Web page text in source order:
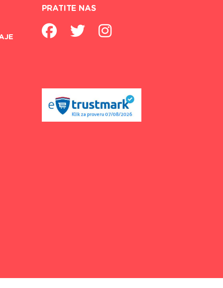
PRATITE NAS